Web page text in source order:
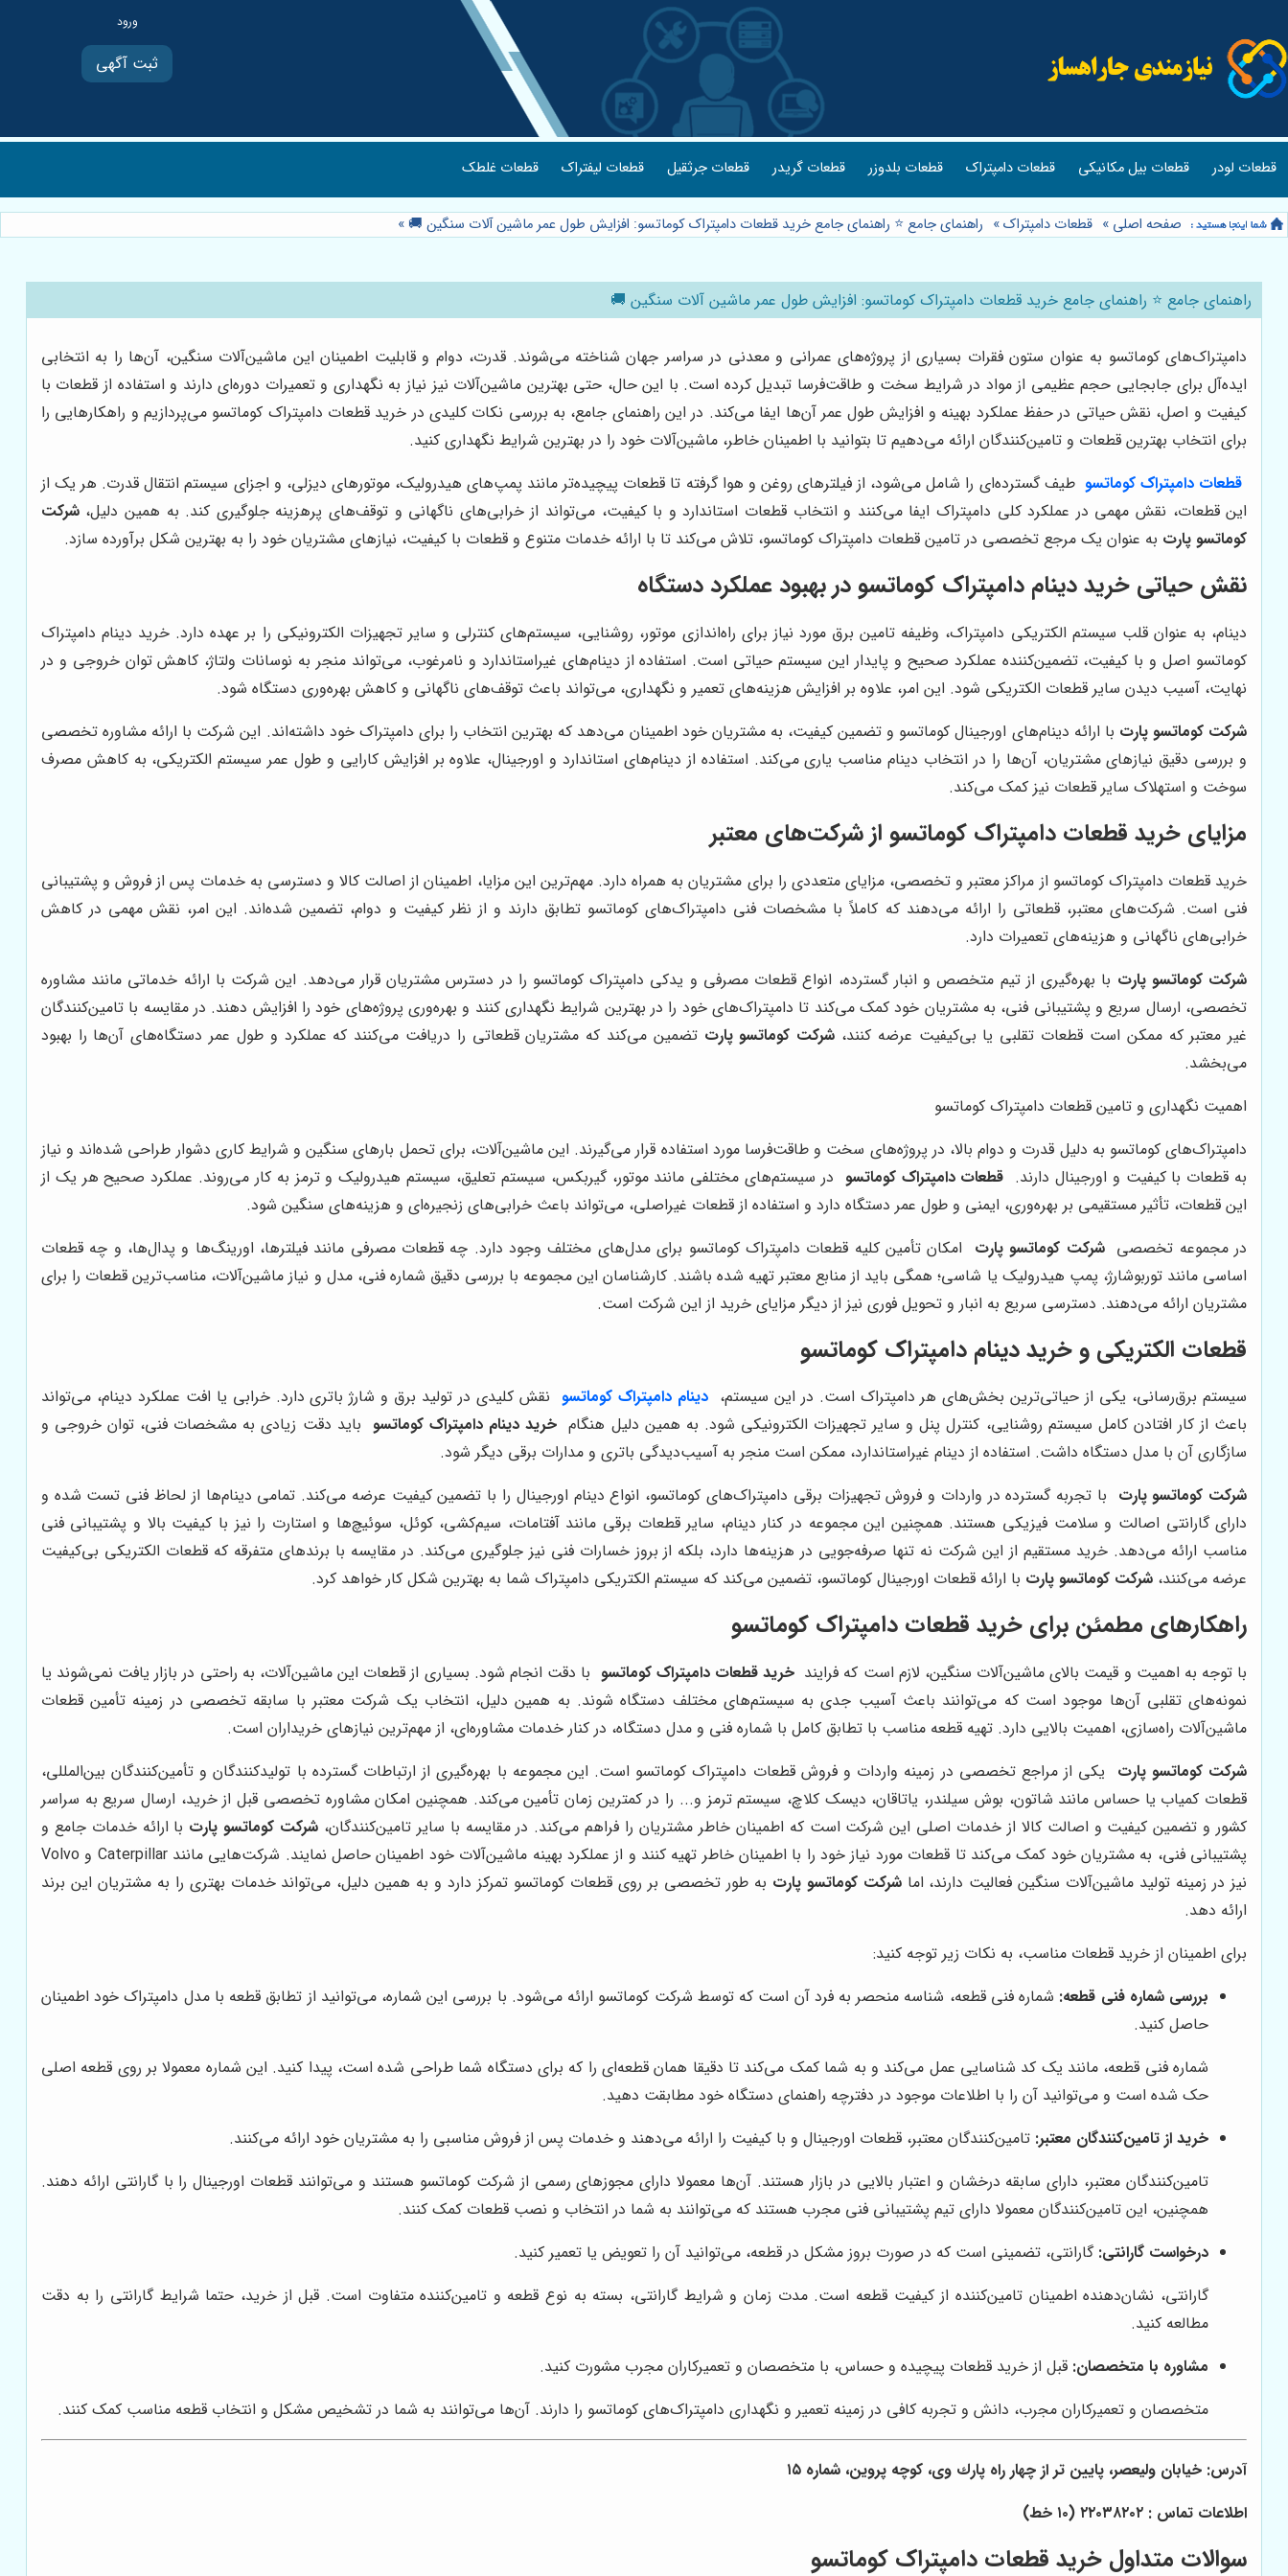
ثبت آگهی
قطعات لودر قطعات بیل مکانیکی قطعات دامپتراک قطعات بلدوزر قطعات گریدر قطعات جرثقیل قطعات لیفتراک قطعات غلطک
صفحه اصلی » قطعات دامپتراک» راهنمای جامع ⭐️ راهنمای جامع خرید قطعات دامپتراک کوماتسو: افزایش طول عمر ماشین آلات سنگین 🚚 »
راهنمای جامع ⭐️ راهنمای جامع خرید قطعات دامپتراک کوماتسو: افزایش طول عمر ماشین آلات سنگین 🚚
دامپتراک‌های کوماتسو به عنوان ستون فقرات بسیاری از پروژه‌های عمرانی و معدنی در سراسر جهان شناخته می‌شوند. قدرت، دوام و قابلیت اطمینان این ماشین‌آلات سنگین، آن‌ها را به انتخابی
ایده‌آل برای جابجایی حجم عظیمی از مواد در شرایط سخت و طاقت‌فرسا تبدیل کرده است. با این حال، حتی بهترین ماشین‌آلات نیز نیاز به نگهداری و تعمیرات دوره‌ای دارند و استفاده از قطعات با
کیفیت و اصل، نقش حیاتی در حفظ عملکرد بهینه و افزایش طول عمر آن‌ها ایفا می‌کند. در این راهنمای جامع، به بررسی نکات کلیدی در خرید قطعات دامپتراک کوماتسو می‌پردازیم و راهکارهایی را
برای انتخاب بهترین قطعات و تامین‌کنندگان ارائه می‌دهیم تا بتوانید با اطمینان خاطر، ماشین‌آلات خود را در بهترین شرایط نگهداری کنید.
قطعات دامپتراک کوماتسو طیف گسترده‌ای را شامل می‌شود، از فیلترهای روغن و هوا گرفته تا قطعات پیچیده‌تر مانند پمپ‌های هیدرولیک، موتورهای دیزلی، و اجزای سیستم انتقال قدرت. هر یک از
این قطعات، نقش مهمی در عملکرد کلی دامپتراک ایفا می‌کنند و انتخاب قطعات استاندارد و با کیفیت، می‌تواند از خرابی‌های ناگهانی و توقف‌های پرهزینه جلوگیری کند. به همین دلیل،شرکت
کوماتسو پارت به عنوان یک مرجع تخصصی در تامین قطعات دامپتراک کوماتسو، تلاش می‌کند تا با ارائه خدمات متنوع و قطعات با کیفیت، نیازهای مشتریان خود را به بهترین شکل برآورده سازد.
نقش حیاتی خرید دینام دامپتراک کوماتسو در بهبود عملکرد دستگاه
دینام، به عنوان قلب سیستم الکتریکی دامپتراک، وظیفه تامین برق مورد نیاز برای راه‌اندازی موتور، روشنایی، سیستم‌های کنترلی و سایر تجهیزات الکترونیکی را بر عهده دارد. خرید دینام دامپتراک
کوماتسو اصل و با کیفیت، تضمین‌کننده عملکرد صحیح و پایدار این سیستم حیاتی است. استفاده از دینام‌های غیراستاندارد و نامرغوب، می‌تواند منجر به نوسانات ولتاژ، کاهش توان خروجی و در
نهایت، آسیب دیدن سایر قطعات الکتریکی شود. این امر، علاوه بر افزایش هزینه‌های تعمیر و نگهداری، می‌تواند باعث توقف‌های ناگهانی و کاهش بهره‌وری دستگاه شود.
شرکت کوماتسو پارت با ارائه دینام‌های اورجینال کوماتسو و تضمین کیفیت، به مشتریان خود اطمینان می‌دهد که بهترین انتخاب را برای دامپتراک خود داشته‌اند. این شرکت با ارائه مشاوره تخصصی
و بررسی دقیق نیازهای مشتریان، آن‌ها را در انتخاب دینام مناسب یاری می‌کند. استفاده از دینام‌های استاندارد و اورجینال، علاوه بر افزایش کارایی و طول عمر سیستم الکتریکی، به کاهش مصرف
سوخت و استهلاک سایر قطعات نیز کمک می‌کند.
مزایای خرید قطعات دامپتراک کوماتسو از شرکت‌های معتبر
خرید قطعات دامپتراک کوماتسو از مراکز معتبر و تخصصی، مزایای متعددی را برای مشتریان به همراه دارد. مهم‌ترین این مزایا، اطمینان از اصالت کالا و دسترسی به خدمات پس از فروش و پشتیبانی
فنی است. شرکت‌های معتبر، قطعاتی را ارائه می‌دهند که کاملاً با مشخصات فنی دامپتراک‌های کوماتسو تطابق دارند و از نظر کیفیت و دوام، تضمین شده‌اند. این امر، نقش مهمی در کاهش
خرابی‌های ناگهانی و هزینه‌های تعمیرات دارد.
شرکت کوماتسو پارت با بهره‌گیری از تیم متخصص و انبار گسترده، انواع قطعات مصرفی و یدکی دامپتراک کوماتسو را در دسترس مشتریان قرار می‌دهد. این شرکت با ارائه خدماتی مانند مشاوره
تخصصی، ارسال سریع و پشتیبانی فنی، به مشتریان خود کمک می‌کند تا دامپتراک‌های خود را در بهترین شرایط نگهداری کنند و بهره‌وری پروژه‌های خود را افزایش دهند. در مقایسه با تامین‌کنندگان
غیر معتبر که ممکن است قطعات تقلبی یا بی‌کیفیت عرضه کنند، شرکت کوماتسو پارت تضمین می‌کند که مشتریان قطعاتی را دریافت می‌کنند که عملکرد و طول عمر دستگاه‌های آن‌ها را بهبود
می‌بخشد.
اهمیت نگهداری و تامین قطعات دامپتراک کوماتسو
دامپتراک‌های کوماتسو به دلیل قدرت و دوام بالا، در پروژه‌های سخت و طاقت‌فرسا مورد استفاده قرار می‌گیرند. این ماشین‌آلات، برای تحمل بارهای سنگین و شرایط کاری دشوار طراحی شده‌اند و نیاز
به قطعات با کیفیت و اورجینال دارند. قطعات دامپتراک کوماتسو در سیستم‌های مختلفی مانند موتور، گیربکس، سیستم تعلیق، سیستم هیدرولیک و ترمز به کار می‌روند. عملکرد صحیح هر یک از
این قطعات، تأثیر مستقیمی بر بهره‌وری، ایمنی و طول عمر دستگاه دارد و استفاده از قطعات غیراصلی، می‌تواند باعث خرابی‌های زنجیره‌ای و هزینه‌های سنگین شود.
در مجموعه تخصصی شرکت کوماتسو پارت امکان تأمین کلیه قطعات دامپتراک کوماتسو برای مدل‌های مختلف وجود دارد. چه قطعات مصرفی مانند فیلترها، اورینگ‌ها و پدال‌ها، و چه قطعات
اساسی مانند توربوشارژ، پمپ هیدرولیک یا شاسی؛ همگی باید از منابع معتبر تهیه شده باشند. کارشناسان این مجموعه با بررسی دقیق شماره فنی، مدل و نیاز ماشین‌آلات، مناسب‌ترین قطعات را برای
مشتریان ارائه می‌دهند. دسترسی سریع به انبار و تحویل فوری نیز از دیگر مزایای خرید از این شرکت است.
قطعات الکتریکی و خرید دینام دامپتراک کوماتسو
سیستم برق‌رسانی، یکی از حیاتی‌ترین بخش‌های هر دامپتراک است. در این سیستم، دینام دامپتراک کوماتسو نقش کلیدی در تولید برق و شارژ باتری دارد. خرابی یا افت عملکرد دینام، می‌تواند
باعث از کار افتادن کامل سیستم روشنایی، کنترل پنل و سایر تجهیزات الکترونیکی شود. به همین دلیل هنگام خرید دینام دامپتراک کوماتسو باید دقت زیادی به مشخصات فنی، توان خروجی و
سازگاری آن با مدل دستگاه داشت. استفاده از دینام غیراستاندارد، ممکن است منجر به آسیب‌دیدگی باتری و مدارات برقی دیگر شود.
شرکت کوماتسو پارت با تجربه گسترده در واردات و فروش تجهیزات برقی دامپتراک‌های کوماتسو، انواع دینام اورجینال را با تضمین کیفیت عرضه می‌کند. تمامی دینام‌ها از لحاظ فنی تست شده و
دارای گارانتی اصالت و سلامت فیزیکی هستند. همچنین این مجموعه در کنار دینام، سایر قطعات برقی مانند آفتامات، سیم‌کشی، کوئل، سوئیچ‌ها و استارت را نیز با کیفیت بالا و پشتیبانی فنی
مناسب ارائه می‌دهد. خرید مستقیم از این شرکت نه تنها صرفه‌جویی در هزینه‌ها دارد، بلکه از بروز خسارات فنی نیز جلوگیری می‌کند. در مقایسه با برندهای متفرقه که قطعات الکتریکی بی‌کیفیت
عرضه می‌کنند، شرکت کوماتسو پارت با ارائه قطعات اورجینال کوماتسو، تضمین می‌کند که سیستم الکتریکی دامپتراک شما به بهترین شکل کار خواهد کرد.
راهکارهای مطمئن برای خرید قطعات دامپتراک کوماتسو
با توجه به اهمیت و قیمت بالای ماشین‌آلات سنگین، لازم است که فرایند خرید قطعات دامپتراک کوماتسو با دقت انجام شود. بسیاری از قطعات این ماشین‌آلات، به راحتی در بازار یافت نمی‌شوند یا
نمونه‌های تقلبی آن‌ها موجود است که می‌توانند باعث آسیب جدی به سیستم‌های مختلف دستگاه شوند. به همین دلیل، انتخاب یک شرکت معتبر با سابقه تخصصی در زمینه تأمین قطعات
ماشین‌آلات راه‌سازی، اهمیت بالایی دارد. تهیه قطعه مناسب با تطابق کامل با شماره فنی و مدل دستگاه، در کنار خدمات مشاوره‌ای، از مهم‌ترین نیازهای خریداران است.
شرکت کوماتسو پارت یکی از مراجع تخصصی در زمینه واردات و فروش قطعات دامپتراک کوماتسو است. این مجموعه با بهره‌گیری از ارتباطات گسترده با تولیدکنندگان و تأمین‌کنندگان بین‌المللی،
قطعات کمیاب یا حساس مانند شاتون، بوش سیلندر، یاتاقان، دیسک کلاچ، سیستم ترمز و... را در کمترین زمان تأمین می‌کند. همچنین امکان مشاوره تخصصی قبل از خرید، ارسال سریع به سراسر
کشور و تضمین کیفیت و اصالت کالا از خدمات اصلی این شرکت است که اطمینان خاطر مشتریان را فراهم می‌کند. در مقایسه با سایر تامین‌کنندگان، شرکت کوماتسو پارت با ارائه خدمات جامع و
پشتیبانی فنی، به مشتریان خود کمک می‌کند تا قطعات مورد نیاز خود را با اطمینان خاطر تهیه کنند و از عملکرد بهینه ماشین‌آلات خود اطمینان حاصل نمایند. شرکت‌هایی مانند Caterpillar و Volvo
نیز در زمینه تولید ماشین‌آلات سنگین فعالیت دارند، اماشرکت کوماتسو پارت به طور تخصصی بر روی قطعات کوماتسو تمرکز دارد و به همین دلیل، می‌تواند خدمات بهتری را به مشتریان این برند
ارائه دهد.
برای اطمینان از خرید قطعات مناسب، به نکات زیر توجه کنید:
بررسی شماره فنی قطعه: شماره فنی قطعه، شناسه منحصر به فرد آن است که توسط شرکت کوماتسو ارائه می‌شود. با بررسی این شماره، می‌توانید از تطابق قطعه با مدل دامپتراک خود اطمینان
حاصل کنید.
شماره فنی قطعه، مانند یک کد شناسایی عمل می‌کند و به شما کمک می‌کند تا دقیقا همان قطعه‌ای را که برای دستگاه شما طراحی شده است، پیدا کنید. این شماره معمولا بر روی قطعه اصلی
حک شده است و می‌توانید آن را با اطلاعات موجود در دفترچه راهنمای دستگاه خود مطابقت دهید.
خرید از تامین‌کنندگان معتبر: تامین‌کنندگان معتبر، قطعات اورجینال و با کیفیت را ارائه می‌دهند و خدمات پس از فروش مناسبی را به مشتریان خود ارائه می‌کنند.
تامین‌کنندگان معتبر، دارای سابقه درخشان و اعتبار بالایی در بازار هستند. آن‌ها معمولا دارای مجوزهای رسمی از شرکت کوماتسو هستند و می‌توانند قطعات اورجینال را با گارانتی ارائه دهند.
همچنین، این تامین‌کنندگان معمولا دارای تیم پشتیبانی فنی مجرب هستند که می‌توانند به شما در انتخاب و نصب قطعات کمک کنند.
درخواست گارانتی: گارانتی، تضمینی است که در صورت بروز مشکل در قطعه، می‌توانید آن را تعویض یا تعمیر کنید.
گارانتی، نشان‌دهنده اطمینان تامین‌کننده از کیفیت قطعه است. مدت زمان و شرایط گارانتی، بسته به نوع قطعه و تامین‌کننده متفاوت است. قبل از خرید، حتما شرایط گارانتی را به دقت
مطالعه کنید.
مشاوره با متخصصان: قبل از خرید قطعات پیچیده و حساس، با متخصصان و تعمیرکاران مجرب مشورت کنید.
متخصصان و تعمیرکاران مجرب، دانش و تجربه کافی در زمینه تعمیر و نگهداری دامپتراک‌های کوماتسو را دارند. آن‌ها می‌توانند به شما در تشخیص مشکل و انتخاب قطعه مناسب کمک کنند.
آدرس: خيابان وليعصر، پايين تر از چهار راه پارك وى، كوچه پروين، شماره ١٥
اطلاعات تماس : ٢٢٠٣٨٢٠٢ (١٠ خط)
سوالات متداول خرید قطعات دامپتراک کوماتسو